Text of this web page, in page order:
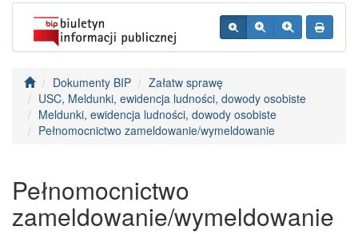
Dokumenty BIP
Załatw sprawę
USC, Meldunki, ewidencja ludności, dowody osobiste
Meldunki, ewidencja ludności, dowody osobiste
Pełnomocnictwo zameldowanie/wymeldowanie
Pełnomocnictwo
zameldowanie/wymeldowanie